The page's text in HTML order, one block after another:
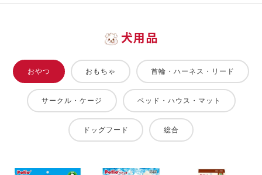
犬用品
おやつ おもちゃ 首輪・ハーネス・リード
サークル・ケージ ベッド・ハウス・マット
ドッグフード 総合